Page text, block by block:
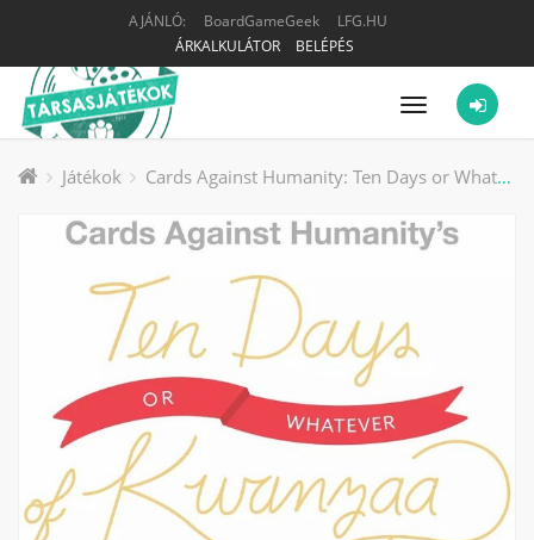
AJÁNLÓ: BoardGameGeek
LFG.HU
ÁRKALKULÁTOR
BELÉPÉS
Menü
Játékok Cards Against Humanity: Ten Days or Whatever of Kwanzaa társasjáték kiegészítő